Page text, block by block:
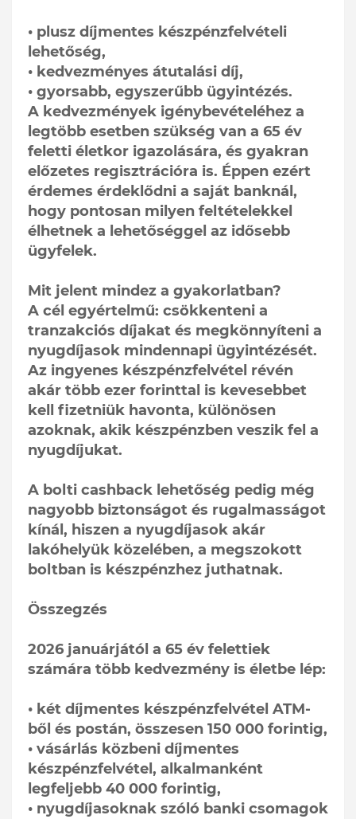
• plusz díjmentes készpénzfelvételi
lehetőség,
• kedvezményes átutalási díj,
• gyorsabb, egyszerűbb ügyintézés.
A kedvezmények igénybevételéhez a
legtöbb esetben szükség van a 65 év
feletti életkor igazolására, és gyakran
előzetes regisztrációra is. Éppen ezért
érdemes érdeklődni a saját banknál,
hogy pontosan milyen feltételekkel
élhetnek a lehetőséggel az idősebb
ügyfelek.
Mit jelent mindez a gyakorlatban?
A cél egyértelmű: csökkenteni a
tranzakciós díjakat és megkönnyíteni a
nyugdíjasok mindennapi ügyintézését.
Az ingyenes készpénzfelvétel révén
akár több ezer forinttal is kevesebbet
kell fizetniük havonta, különösen
azoknak, akik készpénzben veszik fel a
nyugdíjukat.
A bolti cashback lehetőség pedig még
nagyobb biztonságot és rugalmasságot
kínál, hiszen a nyugdíjasok akár
lakóhelyük közelében, a megszokott
boltban is készpénzhez juthatnak.
Összegzés
2026 januárjától a 65 év felettiek
számára több kedvezmény is életbe lép:
• két díjmentes készpénzfelvétel ATM-
ből és postán, összesen 150 000 forintig,
• vásárlás közbeni díjmentes
készpénzfelvétel, alkalmanként
legfeljebb 40 000 forintig,
• nyugdíjasoknak szóló banki csomagok